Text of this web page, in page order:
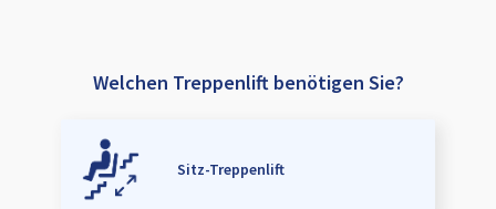
Welchen Treppenlift benötigen Sie?
Sitz-Treppenlift